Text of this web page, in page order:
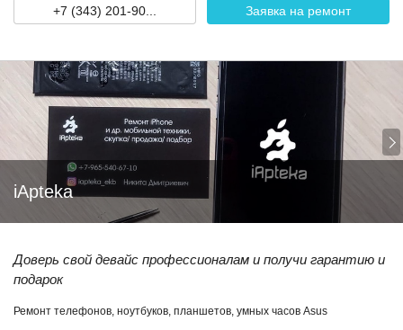
+7 (343) 201-90... Заявка на ремонт
iApteka
Доверь свой девайс профессионалам и получи гарантию и
подарок
Ремонт телефонов, ноутбуков, планшетов, умных часов Asus